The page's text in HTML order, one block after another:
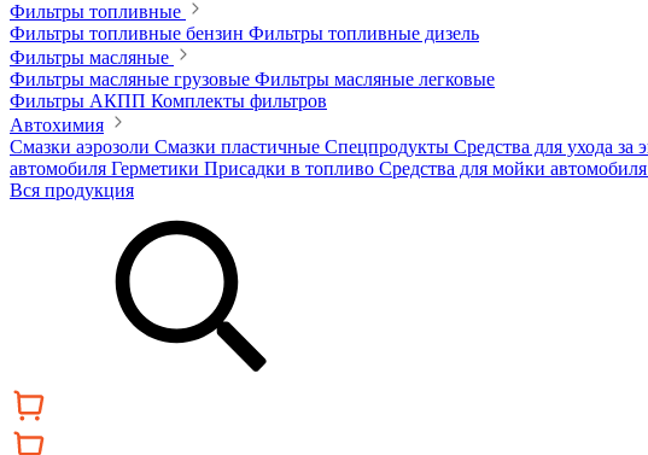
Фильтры топливные
Фильтры топливные бензин Фильтры топливные дизель
Фильтры масляные
Фильтры масляные грузовые Фильтры масляные легковые
Фильтры АКПП Комплекты фильтров
Автохимия
Смазки аэрозоли Смазки пластичные Спецпродукты Средства для ухода за
автомобиля Герметики Присадки в топливо Средства для мойки автомобиля
Вся продукция